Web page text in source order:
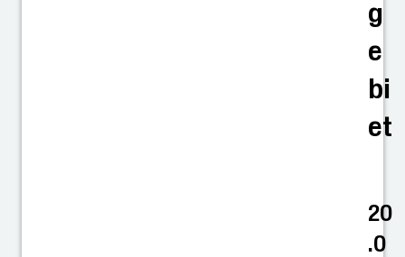
g
e
bi
et
20
.0